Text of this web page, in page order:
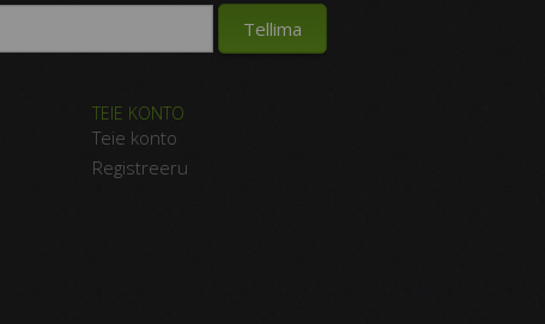
TEIE KONTO
Teie konto
Registreeru